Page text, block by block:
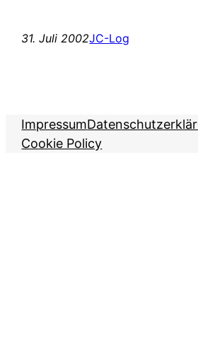
31. Juli 2002JC-Log
Impressum
Cookie Policy